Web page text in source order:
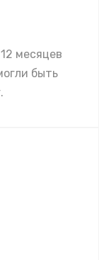
месяцев
быть